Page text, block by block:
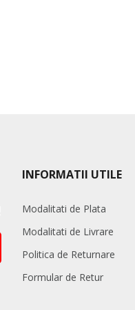
INFORMATII UTILE
Modalitati de Plata
Modalitati de Livrare
Politica de Returnare
Formular de Retur